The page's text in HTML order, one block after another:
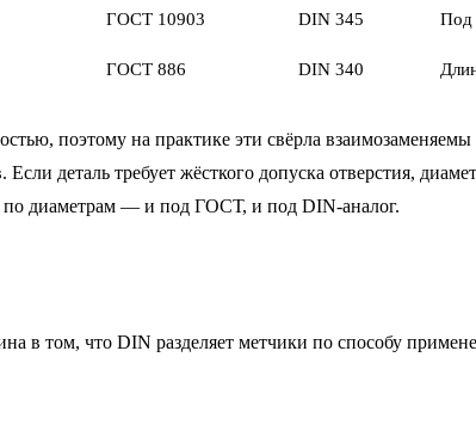
ГОСТ 10903 DIN 345 Под
ГОСТ 886 DIN 340
поэтому на практике эти свёрла
деталь требует жёсткого допуска отверстия,
по диаметрам — и под ГОСТ, и под DIN-аналог.
в том, что DIN разделяет метчики по способу